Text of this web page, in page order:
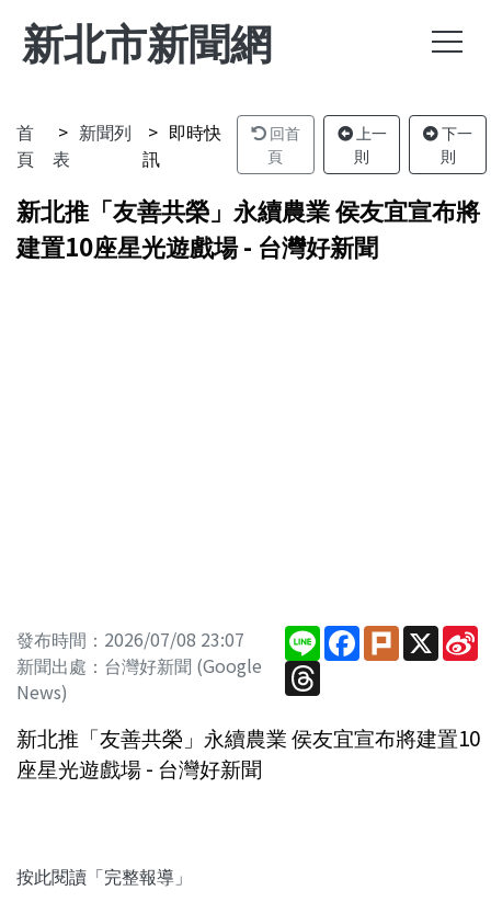
新北市新聞網
首
頁
新聞列
表
即時快
訊
回首
頁
上一
則
下一
則
新北推「友善共榮」永續農業 侯友宜宣布將
建置10座星光遊戲場 - 台灣好新聞
發布時間：2026/07/08 23:07
新聞出處：台灣好新聞 (Google
News)
LineFacebook
PlurkX
Threads
新北推「友善共榮」永續農業 侯友宜宣布將建置10
座星光遊戲場 - 台灣好新聞
按此閱讀「完整報導」